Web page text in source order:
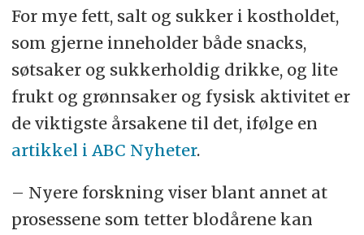
For mye fett, salt og sukker i kostholdet,
som gjerne inneholder både snacks,
søtsaker og sukkerholdig drikke, og lite
frukt og grønnsaker og fysisk aktivitet er
de viktigste årsakene til det, ifølge en
artikkel i ABC Nyheter.
– Nyere forskning viser blant annet at
prosessene som tetter blodårene kan